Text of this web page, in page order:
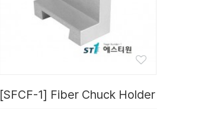
[SFCF-1] Fiber Chuck Holder